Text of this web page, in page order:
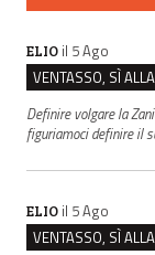
ELIO il 5 Ago
Definire volgare la
figuriamoci definire il
ELIO il 5 Ago